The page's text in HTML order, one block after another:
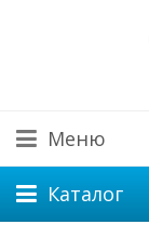
Меню
Каталог